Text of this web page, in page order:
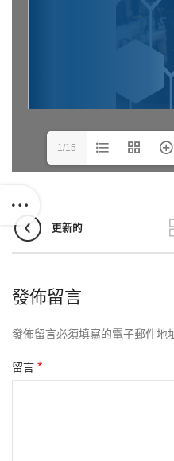
1/15
更新的
發佈留言
發佈留言必須填寫的電子郵件地
留言 *